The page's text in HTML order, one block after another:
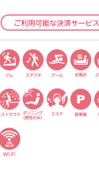
ご利用可能な決済サービス